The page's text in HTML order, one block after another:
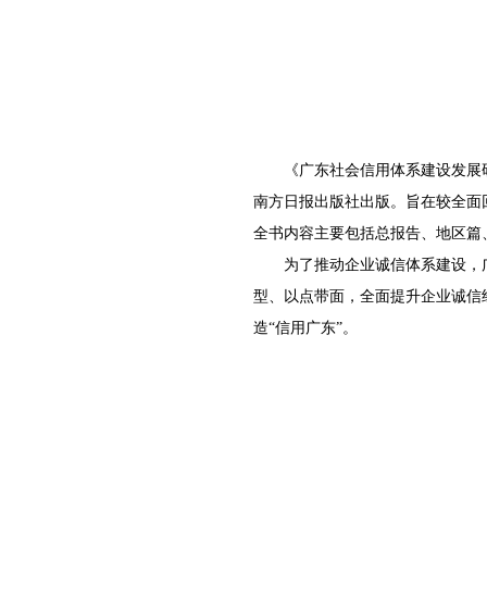
《广东社会信用体系建设发展研
南方日报出版社出版。旨在较全
全书内容主要包括总报告、地区
为了推动企业诚信体系建设，广
型、以点带面，全面提升企业诚
造“信用广东”。